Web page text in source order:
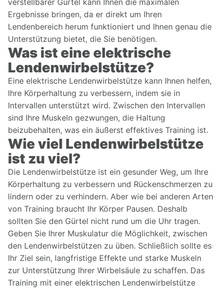
verstellbarer Gürtel kann Ihnen die maximalen
Ergebnisse bringen, da er direkt um Ihren
Lendenbereich herum funktioniert und Ihnen genau die
Unterstützung bietet, die Sie benötigen.
Was ist eine elektrische
Lendenwirbelstütze?
Eine elektrische Lendenwirbelstütze kann Ihnen helfen,
Ihre Körperhaltung zu verbessern, indem sie in
Intervallen unterstützt wird. Zwischen den Intervallen
sind Ihre Muskeln gezwungen, die Haltung
beizubehalten, was ein äußerst effektives Training ist.
Wie viel Lendenwirbelstütze
ist zu viel?
Die Lendenwirbelstütze ist ein gesunder Weg, um Ihre
Körperhaltung zu verbessern und Rückenschmerzen zu
lindern oder zu verhindern. Aber wie bei anderen Arten
von Training braucht Ihr Körper Pausen. Deshalb
sollten Sie den Gürtel nicht rund um die Uhr tragen.
Geben Sie Ihrer Muskulatur die Möglichkeit, zwischen
den Lendenwirbelstützen zu üben. Schließlich sollte es
Ihr Ziel sein, langfristige Effekte und starke Muskeln
zur Unterstützung Ihrer Wirbelsäule zu schaffen. Das
Training mit einer elektrischen Lendenwirbelstütze